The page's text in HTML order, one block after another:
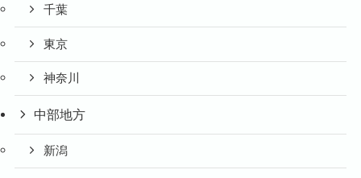
千葉
東京
神奈川
中部地方
新潟